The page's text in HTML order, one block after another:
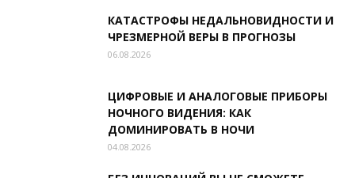
КАТАСТРОФЫ НЕДАЛЬНОВИДНОСТИ И
ЧРЕЗМЕРНОЙ ВЕРЫ В ПРОГНОЗЫ
06.08.2026
ЦИФРОВЫЕ И АНАЛОГОВЫЕ ПРИБОРЫ
НОЧНОГО ВИДЕНИЯ: КАК
ДОМИНИРОВАТЬ В НОЧИ
04.08.2026